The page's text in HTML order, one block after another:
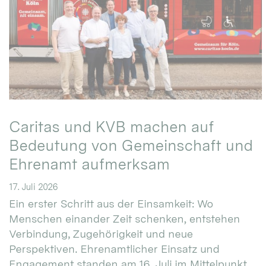
Caritas und KVB machen auf
Bedeutung von Gemeinschaft und
Ehrenamt aufmerksam
17. Juli 2026
Ein erster Schritt aus der Einsamkeit: Wo
Menschen einander Zeit schenken, entstehen
Verbindung, Zugehörigkeit und neue
Perspektiven. Ehrenamtlicher Einsatz und